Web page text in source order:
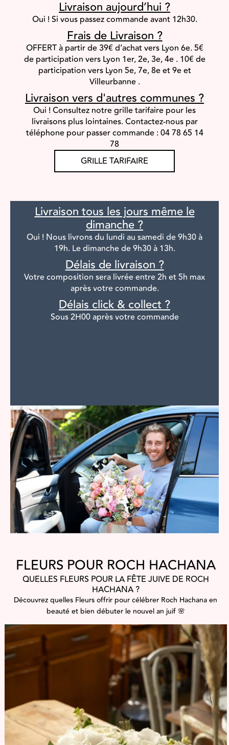
Livraison aujourd’hui ?
Oui ! Si vous passez commande avant 12h30.
Frais de Livraison ?
OFFERT à partir de 39€ d’achat vers Lyon 6e.5€
de participation vers Lyon 1er, 2e, 3e, 4e .10€ de
participation vers Lyon 5e, 7e, 8e et 9e et
Villeurbanne .
Livraison vers d'autres communes ?
Oui ! Consultez notre grille tarifaire pour les
livraisons plus lointaines.Contactez-nous par
téléphone pour passer commande : 04 78 65 14
78
GRILLE TARIFAIRE
Livraison tous les jours même le
dimanche ?
Oui ! Nous livrons du lundi au samedi de 9h30 à
19h. Le dimanche de 9h30 à 13h.
Délais de livraison ?
Votre composition sera livrée entre 2h et 5h max
aprèsvotre commande.
Délais click & collect ?
Sous 2H00 après votre commande
FLEURS POUR ROCH HACHANA
QUELLES FLEURS POUR LA FÊTE JUIVE DE ROCH
HACHANA ?
Découvrez quelles Fleurs offrir pour célébrer Roch Hachana en
beauté et bien débuter le nouvel an juif 🌸